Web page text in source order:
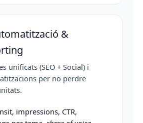
&
unificats (SEO + Social) i
per no perdre
impressions, CTR,